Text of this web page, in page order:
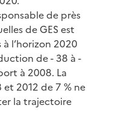
de près
de GES est
l’horizon 2020
de - 38 à -
à 2008. La
2012 de 7 % ne
la trajectoire